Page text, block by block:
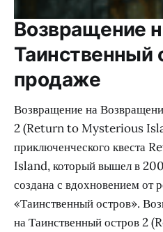
Возвращение
Таинственный
продаже
Возвращение на
2 (Return to Mysterious
приключенческого квеста
Island, который вышел в
создана с вдохновением
«Таинственный остров».
на Таинственный остров